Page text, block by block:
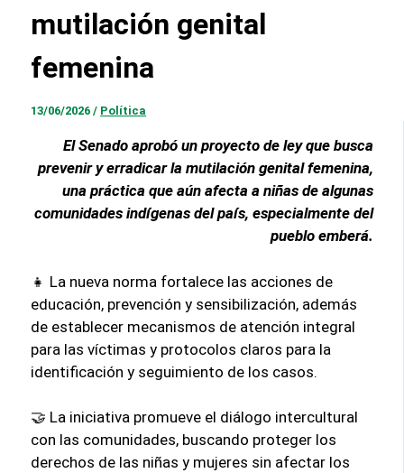
mutilación genital
femenina
13/06/2026/ Política
El Senado aprobó un proyecto de ley que busca
prevenir y erradicar la mutilación genital femenina,
una práctica que aún afecta a niñas de algunas
comunidades indígenas del país, especialmente del
pueblo emberá.
👧 La nueva norma fortalece las acciones de
educación, prevención y sensibilización, además
de establecer mecanismos de atención integral
para las víctimas y protocolos claros para la
identificación y seguimiento de los casos.
🤝 La iniciativa promueve el diálogo intercultural
con las comunidades, buscando proteger los
derechos de las niñas y mujeres sin afectar los